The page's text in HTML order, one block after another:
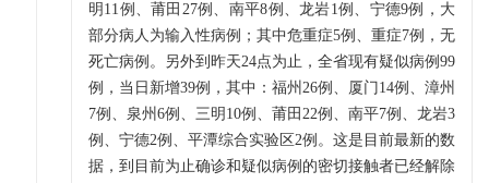
明11例、莆田27例、南平8例、龙岩1例、宁德9例，大
部分病人为输入性病例；其中危重症5例、重症7例，无
死亡病例。另外到昨天24点为止，全省现有疑似病例99
例，当日新增39例，其中：福州26例、厦门14例、漳州
7例、泉州6例、三明10例、莆田22例、南平7例、龙岩3
例、宁德2例、平潭综合实验区2例。这是目前最新的数
据，到目前为止确诊和疑似病例的密切接触者已经解除